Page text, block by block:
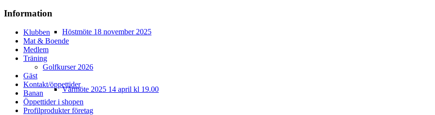
Höstmöte 18 november 2025
Vårmöte 2025 14 april kl 19.00
Information
Klubben
Mat & Boende
Medlem
Träning
Golfkurser 2026
Gäst
Kontakt/öppettider
Banan
Öppettider i shopen
Profilprodukter företag